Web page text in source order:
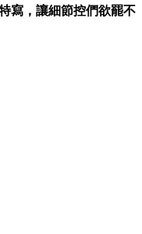
寫，讓細節控們欲罷不